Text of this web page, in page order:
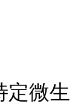
定微生